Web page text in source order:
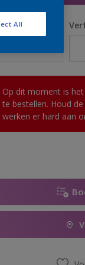
Op dit moment is
te bestellen. Houd
werken er hard aan
All